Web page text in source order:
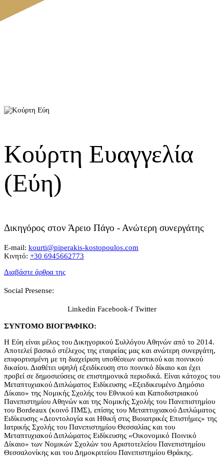
Κούρτη Eυαγγελία
(Εύη)
Δικηγόρος στον Άρειο Πάγο - Ανώτερη συνεργάτης
E-mail: kourti@piperakis-kostopoulos.com
Κινητό: +30 6945662773
Διαβάστε άρθρα της
Social Presense:
Linkedin Facebook-f Twitter
ΣΥΝΤΟΜΟ ΒΙΟΓΡΑΦΙΚΟ:
Η Εύη είναι μέλος του Δικηγορικού Συλλόγου Αθηνών από το 2014.
Αποτελεί βασικό στέλεχος της εταιρείας μας και ανώτερη συνεργάτη,
επιφορτισμένη με τη διαχείριση υποθέσεων αστικού και ποινικού
δικαίου. Διαθέτει υψηλή εξειδίκευση στο ποινικό δίκαιο και έχει
προβεί σε δημοσιεύσεις σε επιστημονικά περιοδικά. Είναι κάτοχος του
Μεταπτυχιακού Διπλώματος Ειδίκευσης «Εξειδικευμένο Δημόσιο
Δίκαιο» της Νομικής Σχολής του Εθνικού και Καποδιστριακού
Πανεπιστημίου Αθηνών και της Νομικής Σχολής του Πανεπιστημίου
του Bordeaux (κοινό ΠΜΣ), επίσης του Μεταπτυχιακού Διπλώματος
Ειδίκευσης «Δεοντολογία και Ηθική στις Βιοιατρικές Επιστήμες» της
Ιατρικής Σχολής του Πανεπιστημίου Θεσσαλίας και του
Μεταπτυχιακού Διπλώματος Ειδίκευσης «Οικονομικό Ποινικό
Δίκαιο» των Νομικών Σχολών του Αριστοτελείου Πανεπιστημίου
Θεσσαλονίκης και του Δημοκριτείου Πανεπιστημίου Θράκης.